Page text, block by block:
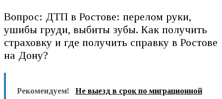
Вопрос: ДТП в Ростове: перелом руки,
ушибы груди, выбиты зубы. Как получить
страховку и где получить справку в Ростове
на Дону?
Рекомендуем!
Не выезд в срок по миграционной